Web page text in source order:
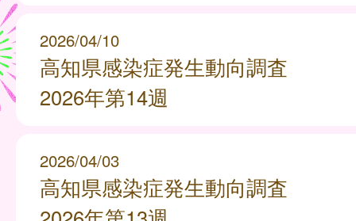
2026/04/10
高知県感染症発生動向調査
2026年第14週
2026/04/03
高知県感染症発生動向調査